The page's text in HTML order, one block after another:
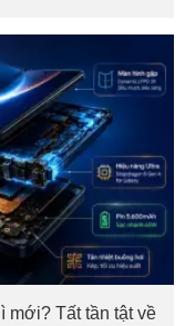
mới? Tất tần tật về